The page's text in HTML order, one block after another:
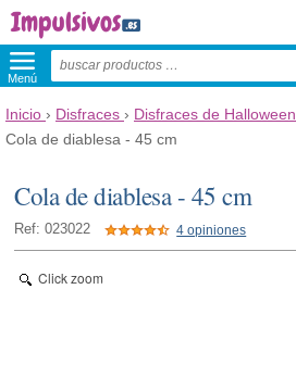
Menú
Inicio › Disfraces › Disfraces de Halloween
Cola de diablesa - 45 cm
Cola de diablesa - 45 cm
Ref: 023022 4 opiniones
Click zoom